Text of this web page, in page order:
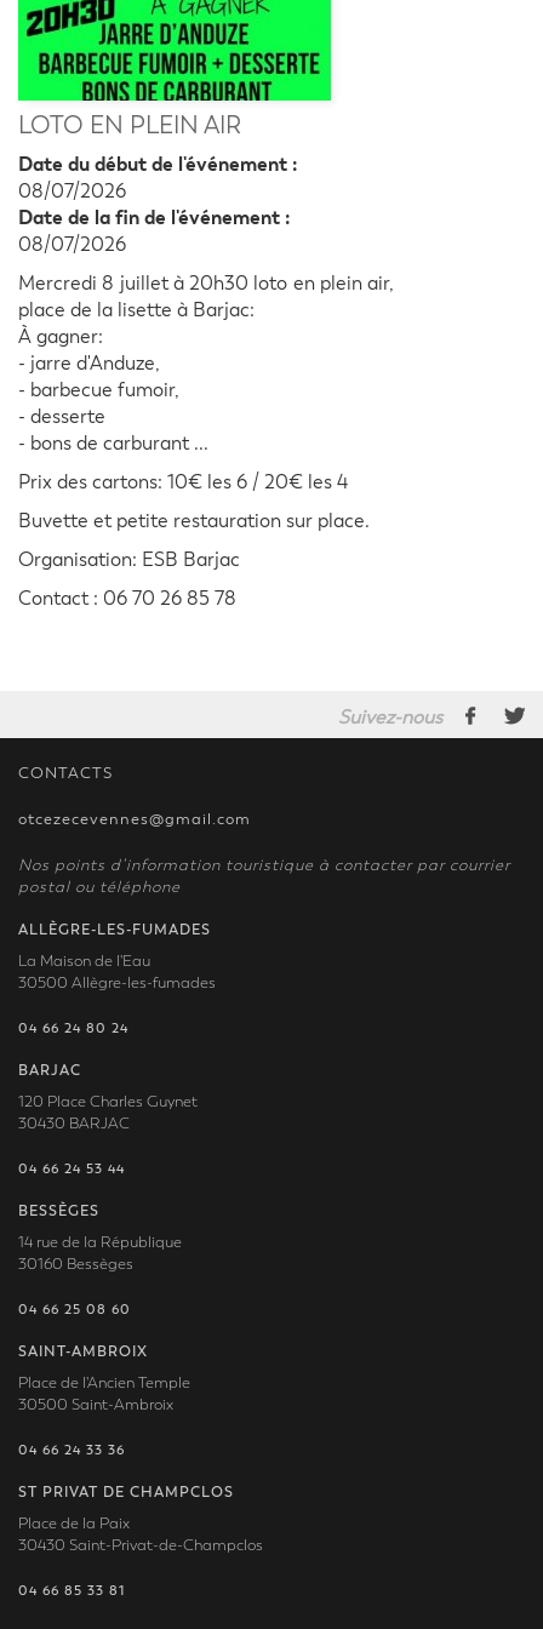
LOTO EN PLEIN AIR
Date du début de l'événement :
08/07/2026
Date de la fin de l'événement :
08/07/2026
Mercredi 8 juillet à 20h30 loto en plein air,
place de la lisette à Barjac:
À gagner:
- jarre d'Anduze,
- barbecue fumoir,
- desserte
- bons de carburant ...
Prix des cartons: 10€ les 6 / 20€ les 4
Buvette et petite restauration sur place.
Organisation: ESB Barjac
Contact : 06 70 26 85 78
Suivez-nous
CONTACTS
otcezecevennes@gmail.com
Nos points d’information touristique à contacter par courrier
postal ou téléphone
ALLÈGRE-LES-FUMADES
La Maison de l'Eau
30500 Allègre-les-fumades
04 66 24 80 24
BARJAC
120 Place Charles Guynet
30430 BARJAC
04 66 24 53 44
BESSÈGES
14 rue de la République
30160 Bessèges
04 66 25 08 60
SAINT-AMBROIX
Place de l'Ancien Temple
30500 Saint-Ambroix
04 66 24 33 36
ST PRIVAT DE CHAMPCLOS
Place de la Paix
30430 Saint-Privat-de-Champclos
04 66 85 33 81